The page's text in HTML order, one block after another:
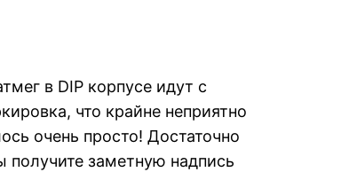
в DIP корпусе идут с
что крайне неприятно
очень просто! Достаточно
получите заметную надпись